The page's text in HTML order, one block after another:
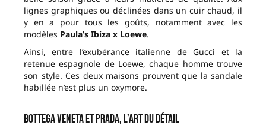
lignes graphiques ou déclinées dans un cuir chaud, il
y en a pour tous les goûts, notamment avec les
modèles Paula’s Ibiza x Loewe.
Ainsi, entre l’exubérance italienne de Gucci et la
retenue espagnole de Loewe, chaque homme trouve
son style. Ces deux maisons prouvent que la sandale
habillée n’est plus un oxymore.
Bottega Veneta et Prada, l’art du détail